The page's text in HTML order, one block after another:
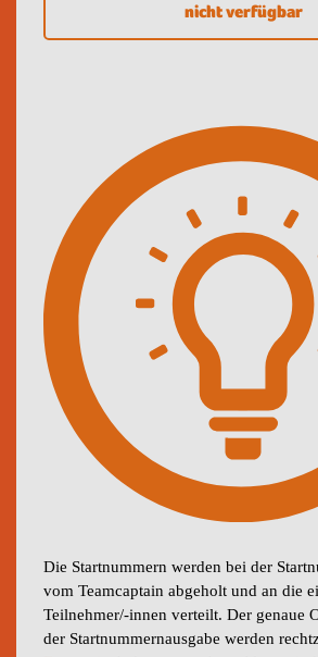
nicht verfügbar
Die Startnummern werden bei der
vom Teamcaptain abgeholt und an die
Teilnehmer/-innen verteilt. Der genaue
der Startnummernausgabe werden